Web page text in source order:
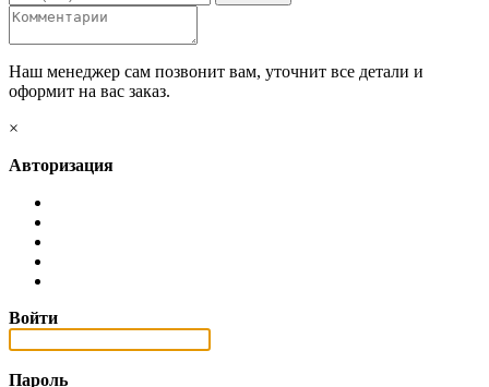
Наш менеджер сам позвонит вам, уточнит все детали и
оформит на вас заказ.
×
Авторизация
Войти
Пароль